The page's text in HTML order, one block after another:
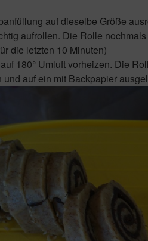
auf dieselbe Größe
aufrollen. Die Rolle
die letzten 10 Minuten)
180° Umluft vorheizen. Die
und auf ein mit Backpapier